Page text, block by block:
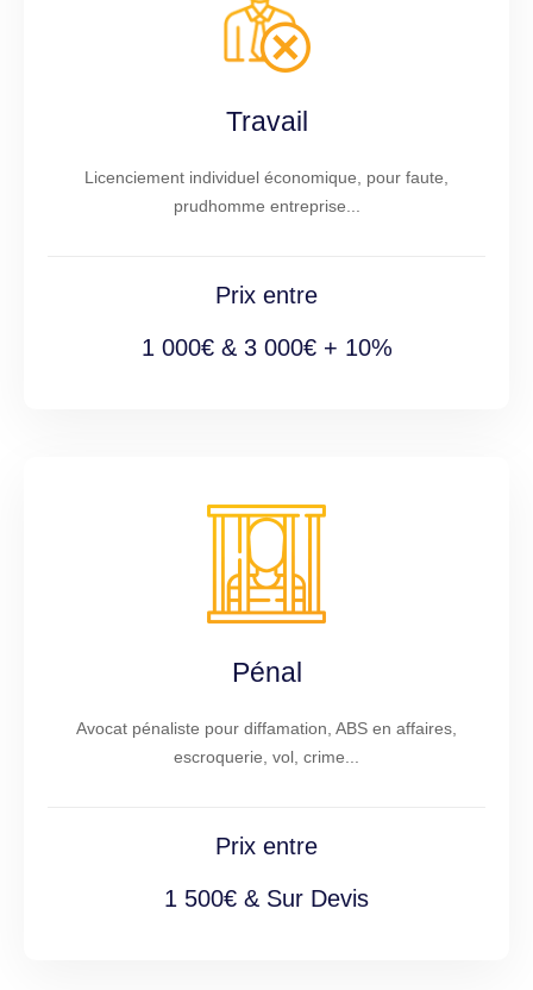
Travail
Licenciement individuel économique, pour faute,
prudhomme entreprise...
Prix entre
1 000€ & 3 000€ + 10%
Pénal
Avocat pénaliste pour diffamation, ABS en affaires,
escroquerie, vol, crime...
Prix entre
1 500€ & Sur Devis